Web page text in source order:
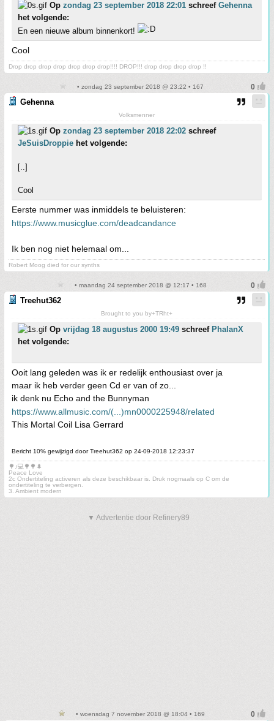
Op zondag 23 september 2018 22:01 schreef Gehenna
het volgende:
En een nieuwe album binnenkort!
Cool
Drop drop drop drop drop drop drop!!!! DROP!!! drop drop drop drop !!
• zondag 23 september 2018 @ 23:22 • 167
Gehenna
Volksmenner
Op zondag 23 september 2018 22:02 schreef
JeSuisDroppie het volgende:
[..]
Cool
Eerste nummer was inmiddels te beluisteren:
https://www.musicglue.com/deadcandance
Ik ben nog niet helemaal om...
Robert Moog died for our synths
• maandag 24 september 2018 @ 12:17 • 168
Treehut362
Brought to you by+TRht+
Op vrijdag 18 augustus 2000 19:49 schreef PhalanX
het volgende:
Ooit lang geleden was ik er redelijk enthousiast over ja
maar ik heb verder geen Cd er van of zo...
ik denk nu Echo and the Bunnyman
https://www.allmusic.com/(...)mn0000225948/related
This Mortal Coil Lisa Gerrard
Bericht 10% gewijzigd door Treehut362 op 24-09-2018 12:23:37
🌳♪💻🌳🌳🌲
Peace Love
2c Ondertiteling activeren als deze beschikbaar is. Druk nogmaals op C om de
ondertiteling te verbergen.
3. Ambient modern
▼ Advertentie door Refinery89
• woensdag 7 november 2018 @ 18:04 • 169